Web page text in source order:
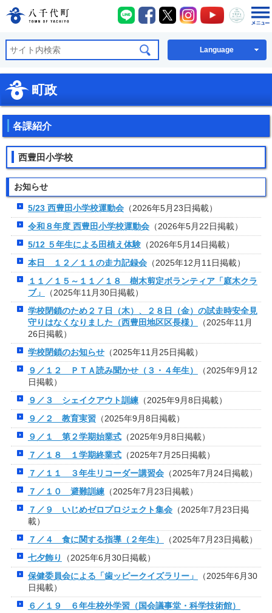
八千代町公式ホームページ
八千代町LINE
八千代町Facebook
八千代町X八千代町Instagram
八千代町
八千
Language
町政
各課紹介
西豊田小学校
お知らせ
5/23 西豊田小学校運動会（2026年5月23日掲載）
令和８年度 西豊田小学校運動会（2026年5月22日掲載）
5/12 ５年生による田植え体験（2026年5月14日掲載）
本日 １２／１１の走力記録会（2025年12月11日掲載）
１１／１５～１１／１８ 樹木剪定ボランティア「庭木クラ
ブ」
（2025年11月30日掲載）
学校閉鎖のため２７日（木）、２８日（金）の試走時安全見
守りはなくなりました（西豊田地区区長様）
（2025年11月
26日掲載）
学校閉鎖のお知らせ（2025年11月25日掲載）
９／１２ ＰＴＡ読み聞かせ（３・４年生）
（2025年9月12
日掲載）
９／３ シェイクアウト訓練（2025年9月8日掲載）
９／２ 教育実習（2025年9月8日掲載）
９／１ 第２学期始業式（2025年9月8日掲載）
７／１８ １学期終業式（2025年7月25日掲載）
７／１１ ３年生リコーダー講習会（2025年7月24日掲載）
７／１０ 避難訓練（2025年7月23日掲載）
７／９ いじめゼロプロジェクト集会（2025年7月23日掲
載）
７／４ 食に関する指導（２年生）
（2025年7月23日掲載）
七夕飾り
（2025年6月30日掲載）
保健委員会による「歯ッピークイズラリー」
（2025年6月30
日掲載）
６／１９ ６年生校外学習（国会議事堂・科学技術館）